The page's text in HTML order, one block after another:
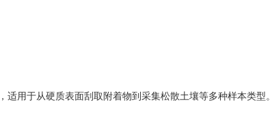
用于从硬质表面刮取附着物到采集松散土壤等多种样本类型。